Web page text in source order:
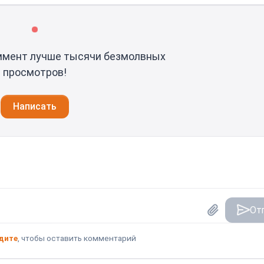
лучше тысячи безмолвных
просмотров!
Написать
, чтобы оставить комментарий